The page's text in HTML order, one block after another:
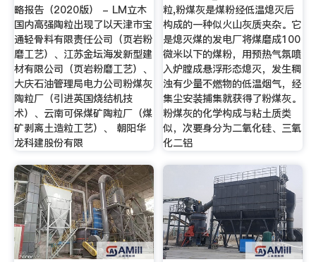
略报告（2020版） - LM立木
国内高强陶粒出现了以天津市宝
通轻骨料有限责任公司（页岩粉
磨工艺）、江苏金坛海发新型建
材有限公司（页岩粉磨工艺）、
大庆石油管理局电力公司粉煤灰
陶粒厂（引进英国烧结机技
术）、云南可保煤矿陶粒厂（煤
矿剥离土造粒工艺）、 朝阳华
龙科建股份有限
粒,粉煤灰是煤粉经低温熄灭后
构成的一种似火山灰质夹杂。它
是熄灭煤的发电厂将煤磨成100
微米以下的煤粉，用预热气氛喷
入炉膛成悬浮形态熄灭，发生稠
浊有少量不燃物的低温烟气，经
集尘安装捕集就获得了粉煤灰。
粉煤灰的化学构成与粘土质类
似，次要身分为二氧化硅、三氧
化二铝